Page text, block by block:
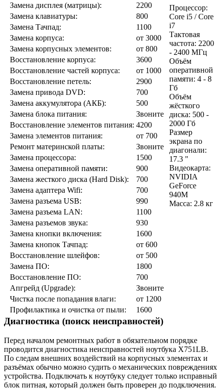
Замена дисплея (матрицы):
2200
Замена клавиатуры:
800
Замена Тачпад:
1100
Замена корпуса:
от 3000
Замена корпусных элементов:
от 800
Восстановление корпуса:
3600
Восстановление частей корпуса:
от 1000
Восстановление петель:
2900
Замена привода DVD:
700
Замена аккумулятора (АКБ):
500
Замена блока питания:
Звоните
Восстановление элементов питания: 4200
Замена элементов питания:
от 700
Ремонт материнской платы:
Звоните
Замена процессора:
1500
Замена оперативной памяти:
900
Замена жесткого диска (Hard Disk):
700
Замена адаптера Wifi:
700
Замена разъeма USB:
990
Замена разъeма LAN:
1100
Замена разъeмов звука:
930
Замена кнопки включения:
1600
Замена кнопок Тачпад:
от 600
Восстановление шлейфов:
от 500
Замена ПО:
1800
Восстановление ПО:
700
Апгрейд (Upgrade):
Звоните
Чистка после попадания влаги:
от 1200
Профилактика и очистка от пыли:
1600
Процессор:
Core i5 / Core
i7
Тактовая
частота: 2200
- 2400 МГц
Объём
оперативной
памяти: 4 - 8
Гб
Объём
жёсткого
диска: 500 -
2000 Гб
Размер
экрана по
диагонали:
17.3 "
Видеокарта:
NVIDIA
GeForce
940M
Масса: 2.8 кг
Диагностика (поиск неисправностей)
Перед началом ремонтных работ в обязательном порядке
проводится диагностика неисправностей ноутбука X751LB.
По следам внешних воздействий на корпусных элементах и
разъёмах обычно можно судить о механических повреждениях
устройства. Подключать к ноутбуку следует только исправный
блок питная, который должен быть проверен до подключения.